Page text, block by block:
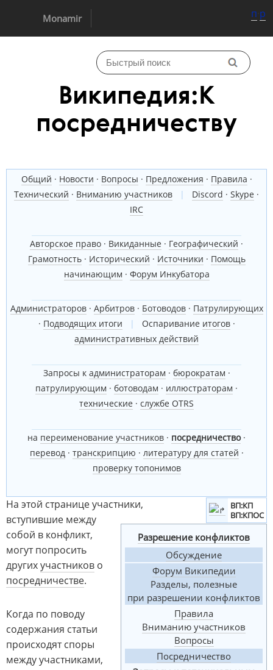
Monamir
Википедия:К
посредничеству
п р
Общий · Новости · Вопросы · Предложения · Правила ·
Технический · Вниманию участников | Discord · Skype ·
IRC
Авторское право · Викиданные · Географический ·
Грамотность· Исторический · Источники · Помощь
начинающим · Форум Инкубатора
Администраторов· Арбитров· Ботоводов· Патрулирующих
· Подводящих итоги | Оспаривание итогов·
административных действий
Запросы к администраторам · бюрократам ·
патрулирующим · ботоводам · иллюстраторам ·
технические · службе OTRS
на переименование участников · посредничество·
перевод· транскрипцию · литературу для статей ·
проверку топонимов
ВП:КП
ВП:КПОС
Разрешение конфликтов
Обсуждение
Форум Википедии
Разделы, полезные
при разрешении конфликтов
Правила
Вниманию участников
Вопросы
Посредничество
На этой странице участники,
вступившие между
собой в конфликт,
могут попросить
другихучастников о
посредничестве.
Когда по поводу
содержания статьи
происходят споры
между участниками,